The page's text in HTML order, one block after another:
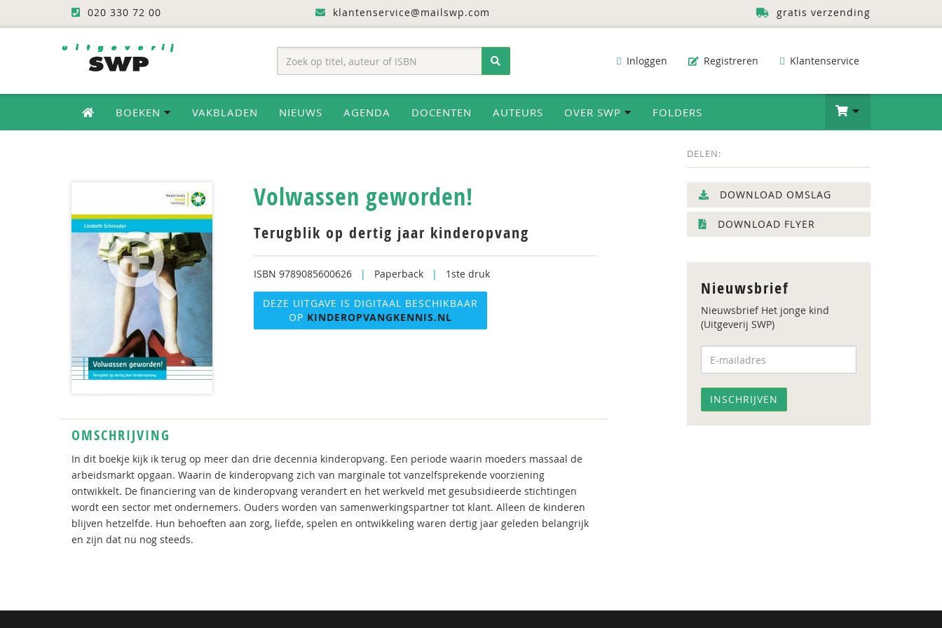
020 330 72 00 klantenservice@mailswp.com gratis verzending
Inloggen Registreren Klantenservice
BOEKEN VAKBLADEN NIEUWS AGENDA DOCENTEN AUTEURS OVER SWP FOLDERS
DELEN:
Volwassen geworden!
Terugblik op dertig jaar kinderopvang
ISBN 9789085600626 | Paperback | 1ste druk
DEZE UITGAVE IS DIGITAAL BESCHIKBAAR
OP KINDEROPVANGKENNIS.NL
OMSCHRIJVING
In dit boekje kijk ik terug op meer dan drie decennia kinderopvang. Een periode waarin moeders massaal de
arbeidsmarkt opgaan. Waarin de kinderopvang zich van marginale tot vanzelfsprekende voorziening
ontwikkelt. De financiering van de kinderopvang verandert en het werkveld met gesubsidieerde stichtingen
wordt een sector met ondernemers. Ouders worden van samenwerkingspartner tot klant. Alleen de kinderen
blijven hetzelfde. Hun behoeften aan zorg, liefde, spelen en ontwikkeling waren dertig jaar geleden belangrijk
en zijn dat nu nog steeds.
DOWNLOAD OMSLAG
DOWNLOAD FLYER
Nieuwsbrief
Nieuwsbrief Het jonge kind
(Uitgeverij SWP)